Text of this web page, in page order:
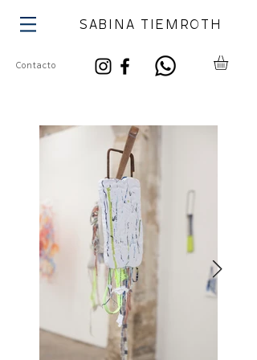
Contacto
SABINA TIEMROTH